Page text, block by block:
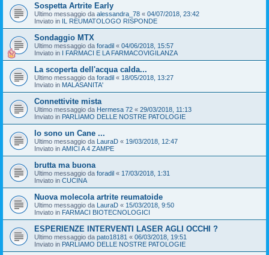
Sospetta Artrite Early
Ultimo messaggio da alessandra_78 « 04/07/2018, 23:42
Inviato in IL REUMATOLOGO RISPONDE
Sondaggio MTX
Ultimo messaggio da foradil « 04/06/2018, 15:57
Inviato in I FARMACI E LA FARMACOVIGILANZA
La scoperta dell'acqua calda...
Ultimo messaggio da foradil « 18/05/2018, 13:27
Inviato in MALASANITA'
Connettivite mista
Ultimo messaggio da Hermesa 72 « 29/03/2018, 11:13
Inviato in PARLIAMO DELLE NOSTRE PATOLOGIE
Io sono un Cane ...
Ultimo messaggio da LauraD « 19/03/2018, 12:47
Inviato in AMICI A 4 ZAMPE
brutta ma buona
Ultimo messaggio da foradil « 17/03/2018, 1:31
Inviato in CUCINA
Nuova molecola artrite reumatoide
Ultimo messaggio da LauraD « 15/03/2018, 9:50
Inviato in FARMACI BIOTECNOLOGICI
ESPERIENZE INTERVENTI LASER AGLI OCCHI ?
Ultimo messaggio da pato18181 « 06/03/2018, 19:51
Inviato in PARLIAMO DELLE NOSTRE PATOLOGIE